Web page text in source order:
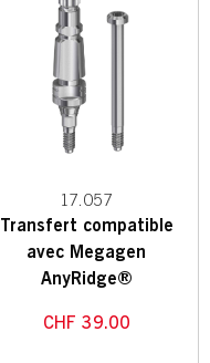
17.057
Transfert compatible
avec Megagen
AnyRidge®
CHF 39.00